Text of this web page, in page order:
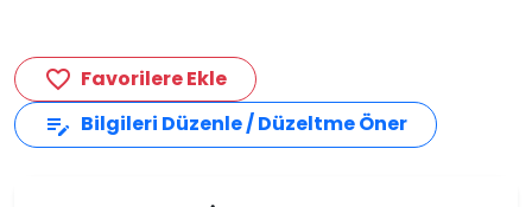
favorite_border Favorilere Ekle
edit_note Bilgileri Düzenle / Düzeltme Öner